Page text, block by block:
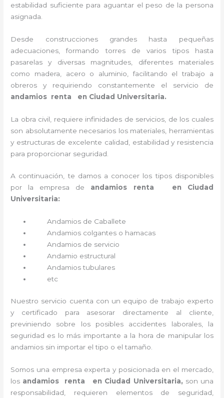
estabilidad suficiente para aguantar el peso de la persona
asignada.
Desde construcciones grandes hasta pequeñas
adecuaciones, formando torres de varios tipos hasta
pasarelas y diversas magnitudes, diferentes materiales
como madera, acero o aluminio, facilitando el trabajo a
obreros y requiriendo constantemente el servicio de
andamios renta en Ciudad Universitaria.
La obra civil, requiere infinidades de servicios, de los cuales
son absolutamente necesarios los materiales, herramientas
y estructuras de excelente calidad, estabilidad y resistencia
para proporcionar seguridad.
A continuación, te damos a conocer los tipos disponibles
por la empresa de andamios renta en Ciudad
Universitaria:
Andamios de Caballete
Andamios colgantes o hamacas
Andamios de servicio
Andamio estructural
Andamios tubulares
etc
Nuestro servicio cuenta con un equipo de trabajo experto
y certificado para asesorar directamente al cliente,
previniendo sobre los posibles accidentes laborales, la
seguridad es lo más importante a la hora de manipular los
andamios sin importar el tipo o el tamaño.
Somos una empresa experta y posicionada en el mercado,
los andamios renta en Ciudad Universitaria, son una
responsabilidad, requieren elementos de seguridad,